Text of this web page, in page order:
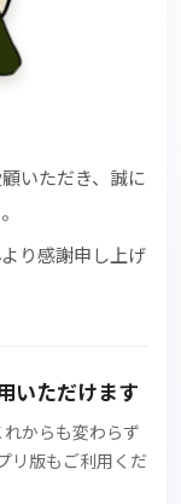
いただき、誠に
り感謝申し上げ
いただけます
れからも変わらず
リ版もご利用くだ